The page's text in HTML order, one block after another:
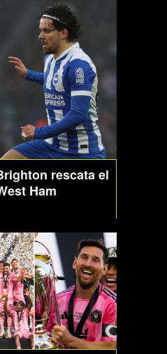
rescata el
Ham